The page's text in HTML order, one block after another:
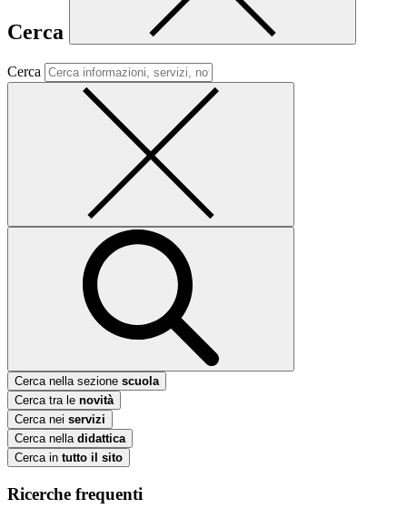
Cerca
Cerca
Cerca nella sezione scuola
Cerca tra le novità
Cerca nei servizi
Cerca nella didattica
Cerca in tutto il sito
Ricerche frequenti